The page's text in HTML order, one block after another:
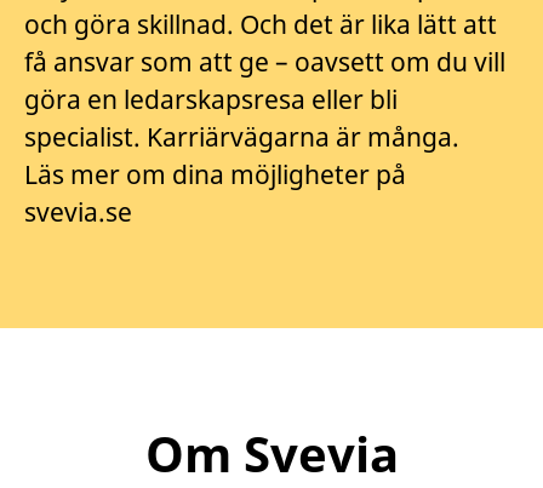
och göra skillnad. Och det är lika lätt att
få ansvar som att ge – oavsett om du vill
göra en ledarskapsresa eller bli
specialist. Karriärvägarna är många.
Läs mer om dina möjligheter på
svevia.se
Om Svevia